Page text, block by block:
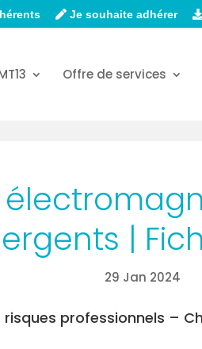
Je souhaite adhérer
Offre de services
|
29 Jan 2024
risques professionnels –